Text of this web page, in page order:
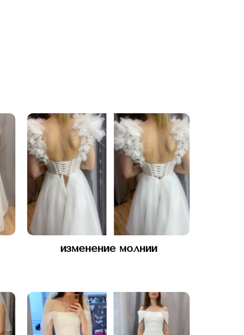
изменение молнии